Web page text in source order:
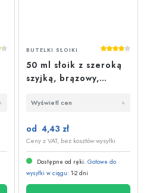
ocena 4 z 5 gwiazdek Średnia
BUTELKI SŁOIKI
50 ml słoik z szeroką
szyjką, brązowy,
Wyświetl cen
od 4,43 zł
Ceny z VAT, bez kosztów wysyłki
Dostępne od ręki. Gotowe do
wysyłki w ciągu: 1-2 dni